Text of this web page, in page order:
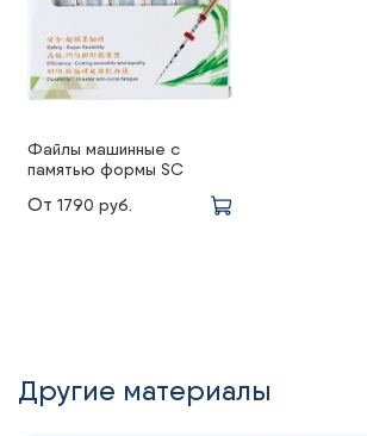
Файлы машинные с
памятью формы SC
От 1790 руб.
Другие материалы